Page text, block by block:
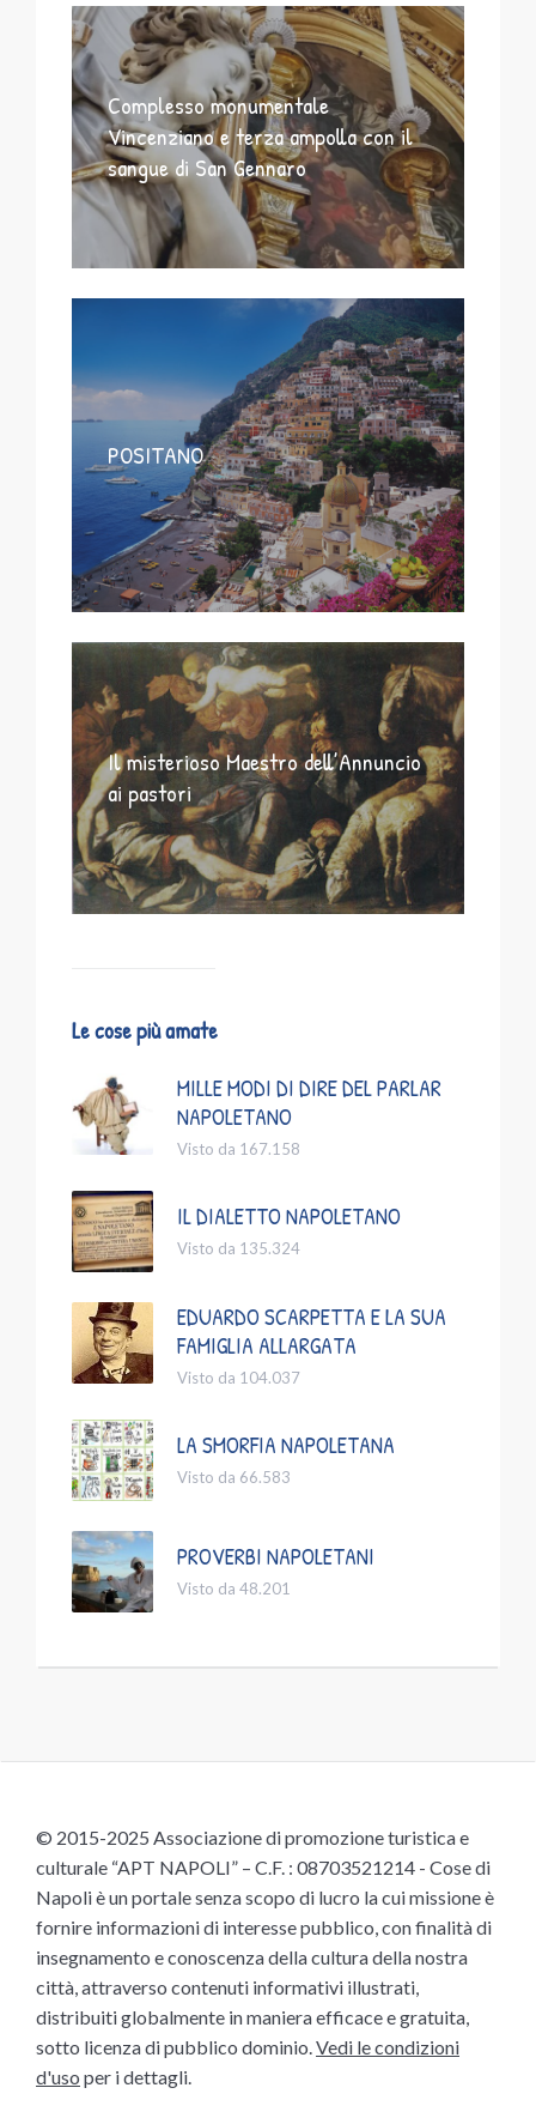
Complesso monumentale
Vincenziano e terza ampolla con il
sangue di San Gennaro
POSITANO
Il misterioso Maestro dell’Annuncio
ai pastori
Le cose più amate
MILLE MODI DI DIRE DEL PARLAR
NAPOLETANO
Visto da 167.158
IL DIALETTO NAPOLETANO
Visto da 135.324
EDUARDO SCARPETTA E LA SUA
FAMIGLIA ALLARGATA
Visto da 104.037
LA SMORFIA NAPOLETANA
Visto da 66.583
PROVERBI NAPOLETANI
Visto da 48.201
© 2015-2025 Associazione di promozione turistica e
culturale “APT NAPOLI” – C.F. : 08703521214 - Cose di
Napoli è un portale senza scopo di lucro la cui missione è
fornire informazioni di interesse pubblico, con finalità di
insegnamento e conoscenza della cultura della nostra
città, attraverso contenuti informativi illustrati,
distribuiti globalmente in maniera efficace e gratuita,
sotto licenza di pubblico dominio. Vedi le condizioni
d'uso per i dettagli.